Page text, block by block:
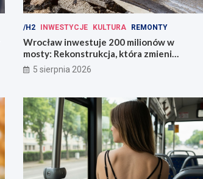
/H2 INWESTYCJE KULTURA REMONTY
Wrocław inwestuje 200 milionów w
mosty: Rekonstrukcja, która zmieni
miasto!
5 sierpnia 2026